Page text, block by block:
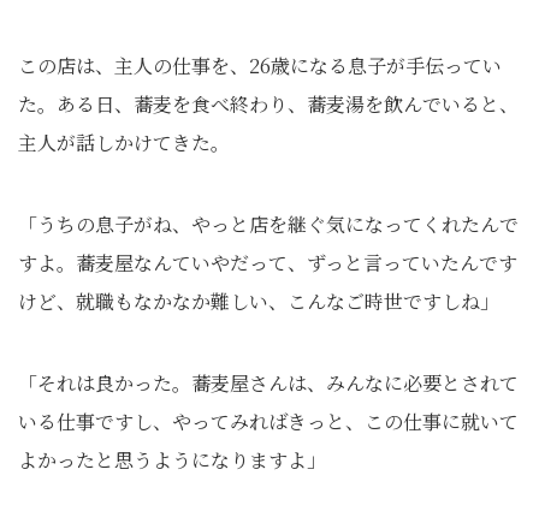
この店は、主人の仕事を、26歳になる息子が手伝ってい
た。ある日、蕎麦を食べ終わり、蕎麦湯を飲んでいると、
主人が話しかけてきた。
「うちの息子がね、やっと店を継ぐ気になってくれたんで
すよ。蕎麦屋なんていやだって、ずっと言っていたんです
けど、就職もなかなか難しい、こんなご時世ですしね」
「それは良かった。蕎麦屋さんは、みんなに必要とされて
いる仕事ですし、やってみればきっと、この仕事に就いて
よかったと思うようになりますよ」